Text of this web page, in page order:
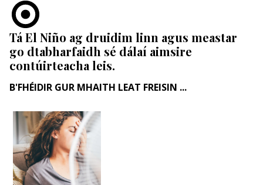
Tá El Niño ag druidim linn agus meastar
go dtabharfaidh sé dálaí aimsire
contúirteacha leis.
B'FHÉIDIR GUR MHAITH LEAT FREISIN ...